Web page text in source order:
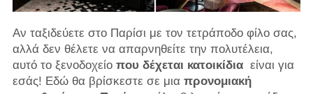
Αν ταξιδεύετε στο Παρίσι με τον τετράποδο φίλο σας,
αλλά δεν θέλετε να απαρνηθείτε την πολυτέλεια,
αυτό το ξενοδοχείο που δέχεται κατοικίδιαείναι για
εσάς! Εδώ θα βρίσκεστε σε μια προνομιακή